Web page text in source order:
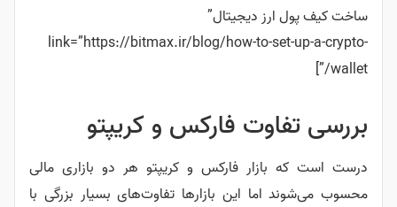
ساخت کیف پول ارز دیجیتال”
link=”https://bitmax.ir/blog/how-to-set-up-a-crypto-
wallet/”]
بررسی تفاوت فارکس و کریپتو
درست است که بازار فارکس و کریپتو هر دو بازاری مالی
محسوب می‌شوند اما این بازارها تفاوت‌های بسیار بزرگی با